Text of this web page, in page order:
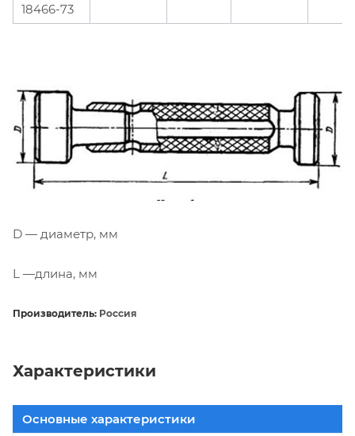
18466-73
D — диаметр, мм
L —длина, мм
Производитель: Россия
Характеристики
Основные характеристики